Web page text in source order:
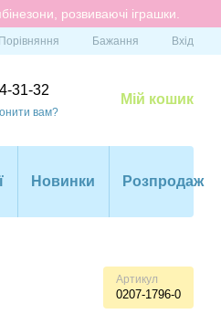
розвиваючі іграшки.
Порівняння Бажання Вхід
31-32
вам?
Мій кошик
Новинки Розпродаж
Артикул
0207-1796-0